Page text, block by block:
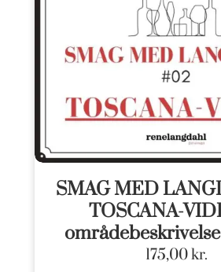
SMAG MED
TOSCANA-
175,00kr.